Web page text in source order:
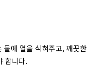
물에 열을 식혀주고, 깨끗한
합니다.